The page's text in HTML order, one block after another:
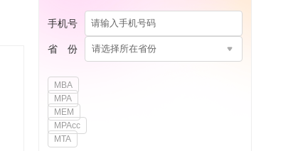
手机号
省 份 请选择所在省份
MBA
MPA
MEM
MPAcc
MTA